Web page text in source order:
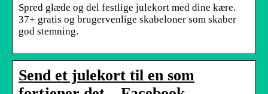
Spred glæde og del festlige julekort med dine kære.
37+ gratis og brugervenlige skabeloner som skaber
god stemning.
Send et julekort til en som